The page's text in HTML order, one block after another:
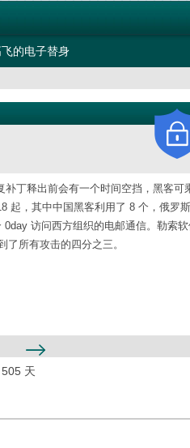
的电子替身
丁释出前会有一个时间空挡，黑客可
起，其中中国黑客利用了 8 个，俄罗
访问西方组织的电邮通信。勒索软
所有攻击的四分之三。
天